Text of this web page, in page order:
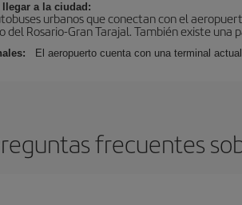
llegar a la ciudad:
urbanos que conectan con el
del Rosario-Gran Tarajal. También existe una
El aeropuerto cuenta con una terminal
frecuentes